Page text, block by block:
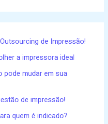
de Impressão!
a impressora ideal
pode mudar em sua
de impressão!
quem é indicado?